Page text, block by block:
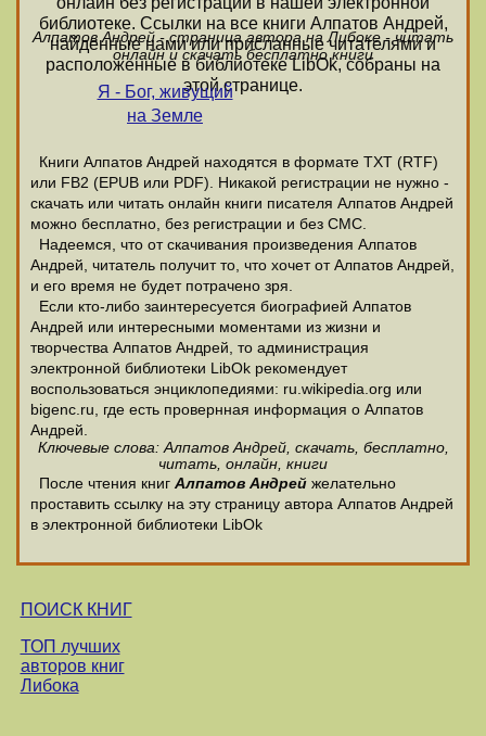
библиотеке. Ссылки на все книги Алпатов Андрей,
найденные нами или присланные читателями и
расположенные в библиотеке LibOk, собраны на
этой странице.
Алпатов Андрей - страница автора на Либоке - читать
онлайн и скачать бесплатно книги
Я - Бог, живущий
на Земле
Книги Алпатов Андрей находятся в формате ТХТ (RTF)
или FB2 (EPUB или PDF). Никакой регистрации не нужно -
скачать или читать онлайн книги писателя Алпатов Андрей
можно бесплатно, без регистрации и без СМС.
Надеемся, что от скачивания произведения Алпатов
Андрей, читатель получит то, что хочет от Алпатов Андрей,
и его время не будет потрачено зря.
Если кто-либо заинтересуется биографией Алпатов
Андрей или интересными моментами из жизни и
творчества Алпатов Андрей, то администрация
электронной библиотеки LibOk рекомендует
воспользоваться энциклопедиями: ru.wikipedia.org или
bigenc.ru, где есть провернная информация о Алпатов
Андрей.
Ключевые слова: Алпатов Андрей, скачать, бесплатно,
читать, онлайн, книги
После чтения книг Алпатов Андрей желательно
проставить ссылку на эту страницу автора Алпатов Андрей
в электронной библиотеки LibOk
ПОИСК КНИГ
ТОП лучших
авторов книг
Либока